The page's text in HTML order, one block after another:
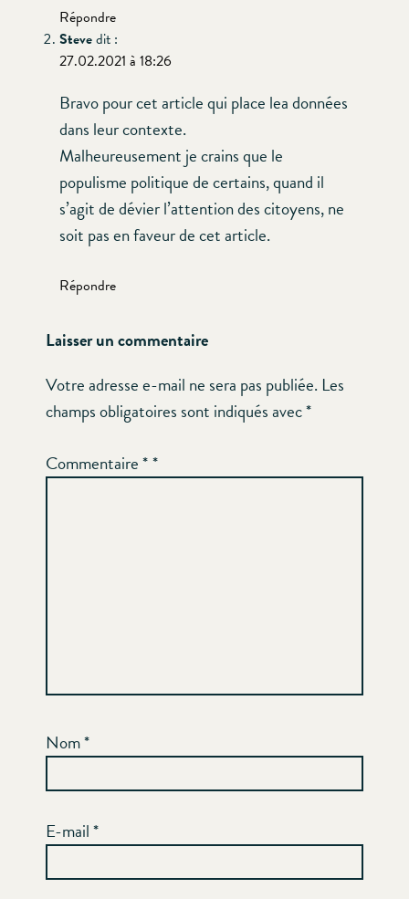
Répondre
Stevedit :
27.02.2021 à 18:26
Bravo pour cet article qui place lea données
dans leur contexte.
Malheureusement je crains que le
populisme politique de certains, quand il
s’agit de dévier l’attention des citoyens, ne
soit pas en faveur de cet article.
Répondre
Laisser un commentaire
Votre adresse e-mail ne sera pas publiée. Les
champs obligatoires sont indiqués avec*
Commentaire*
Nom*
E-mail*